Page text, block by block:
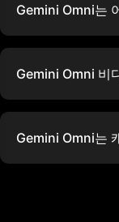
Gemini Omni는
Gemini Omni 비
Gemini Omni는